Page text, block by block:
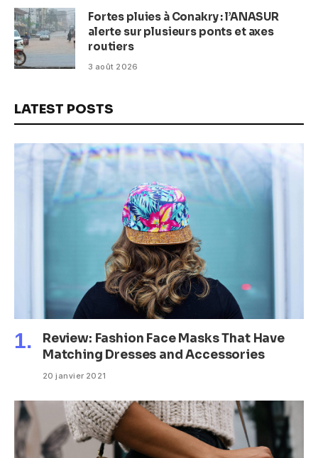
Fortes pluies à Conakry : l’ANASUR
alerte sur plusieurs ponts et axes
routiers
3 août 2026
LATEST POSTS
Review: Fashion Face Masks That Have
Matching Dresses and Accessories
20 janvier 2021